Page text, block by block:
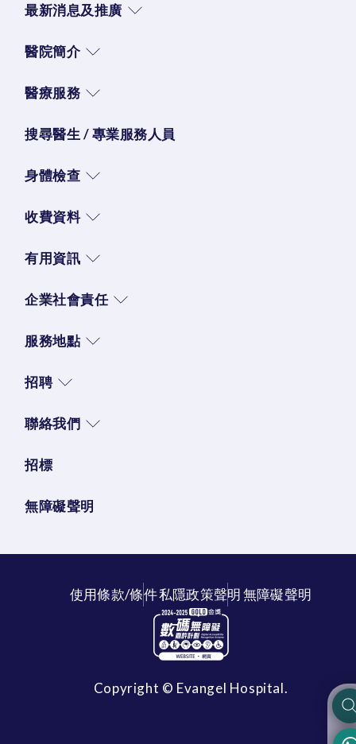
最新消息及推廣
醫院簡介
醫療服務
搜尋醫生 / 專業服務人員
身體檢查
收費資料
有用資訊
企業社會責任
服務地點
招聘
聯絡我們
招標
無障礙聲明
使用條款/條件私隱政策聲明無障礙聲明
Copyright © Evangel Hospital.